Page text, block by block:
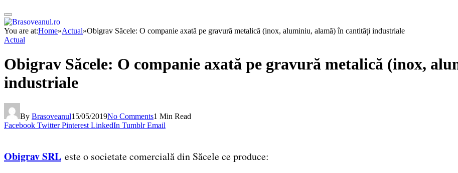
You are at:Home»Actual»Obigrav Săcele: O companie axată pe gravură metalică (inox, aluminiu, alamă) în cantități industriale
Actual
Obigrav Săcele: O companie axată pe gravură metalică (inox,
industriale
By Brasoveanul15/05/2019No Comments1 Min Read
Facebook Twitter Pinterest LinkedIn Tumblr Email
Obigrav SRL este o societate comercială din Săcele ce produce: